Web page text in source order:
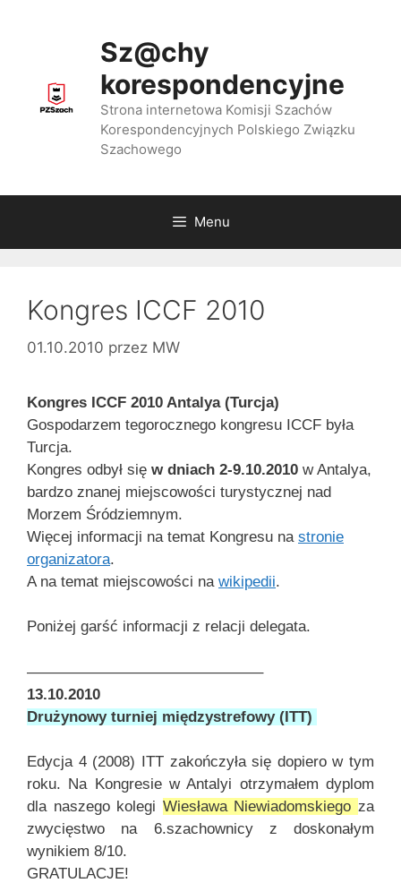
Sz@chy
korespondencyjne
Strona internetowa Komisji Szachów
Korespondencyjnych Polskiego Związku
Szachowego
Menu
Kongres ICCF 2010
01.10.2010 przez MW
Kongres ICCF 2010 Antalya (Turcja)
Gospodarzem tegorocznego kongresu ICCF była
Turcja.
Kongres odbył się w dniach 2-9.10.2010 w Antalya,
bardzo znanej miejscowości turystycznej nad
Morzem Śródziemnym.
Więcej informacji na temat Kongresu na stronie
organizatora.
A na temat miejscowości na wikipedii.
Poniżej garść informacji z relacji delegata.
———————————————–
13.10.2010
Drużynowy turniej międzystrefowy (ITT)
Edycja 4 (2008) ITT zakończyła się dopiero w tym
roku. Na Kongresie w Antalyi otrzymałem dyplom
dla naszego kolegi Wiesława Niewiadomskiegoza
zwycięstwo na 6.szachownicy z doskonałym
wynikiem 8/10.
GRATULACJE!